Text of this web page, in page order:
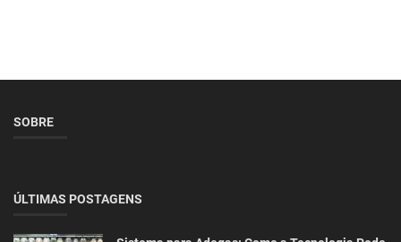
SOBRE
ÚLTIMAS POSTAGENS